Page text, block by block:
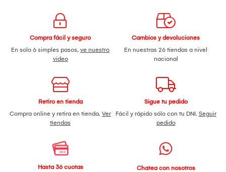
Compra fácil y seguro
En solo 6 simples pasos, ve nuestro
video
Cambios y devoluciones
En nuestras 26 tiendas a nivel
nacional
Retiro en tienda
Compra online y retira en tienda. Ver
tiendas
Sigue tu pedido
Fácil y rápido sólo con tu DNI. Seguir
pedido
Hasta 36 cuotas
Chatea con nosotros